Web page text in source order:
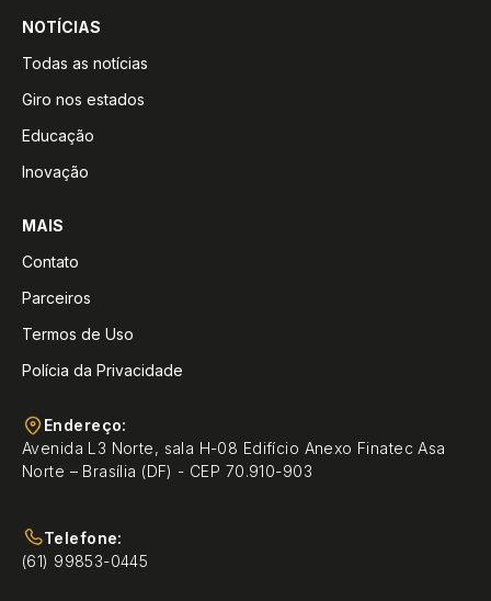
NOTÍCIAS
Todas as notícias
Giro nos estados
Educação
Inovação
MAIS
Contato
Parceiros
Termos de Uso
Polícia da Privacidade
Endereço:
Avenida L3 Norte, sala H-08 Edifício Anexo Finatec Asa
Norte – Brasília (DF) - CEP 70.910-903
Telefone:
(61) 99853-0445